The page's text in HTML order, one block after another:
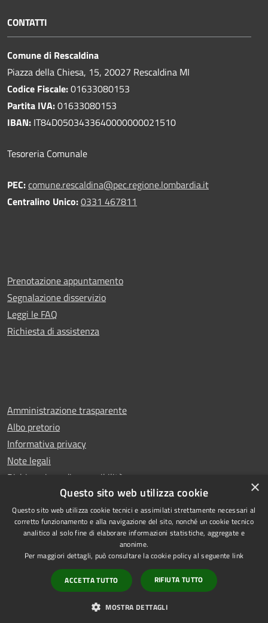
CONTATTI
Comune di Rescaldina
Piazza della Chiesa, 15, 20027 Rescaldina MI
Codice Fiscale:01633080153
Partita IVA:01633080153
IBAN: IT84D0503433640000000021510
Tesoreria Comunale
PEC:comune.rescaldina@pec.regione.lombardia.it
Centralino Unico:0331 467811
Prenotazione appuntamento
Segnalazione disservizio
Leggi le FAQ
Richiesta di assistenza
Amministrazione trasparente
Albo pretorio
Informativa privacy
Note legali
Dichiarazione di accessibilità
RSS
Accessibilità
Copyright © 2026 • Comune di
Rescaldina • Powered by
Municipium•Accesso
redazione
×
Questo sito web utilizza cookie
Questo sito web utilizza cookie tecnici e assimilati strettamente necessari al
corretto funzionamento e alla navigazione del sito, nonché un cookie tecnico
analitico al solo fine di elaborare informazioni statistiche, aggregate e
anonime.
Per maggiori dettagli, può consultare la cookie policy al seguente link
ACCETTA TUTTO RIFIUTA TUTTO
MOSTRA DETTAGLI